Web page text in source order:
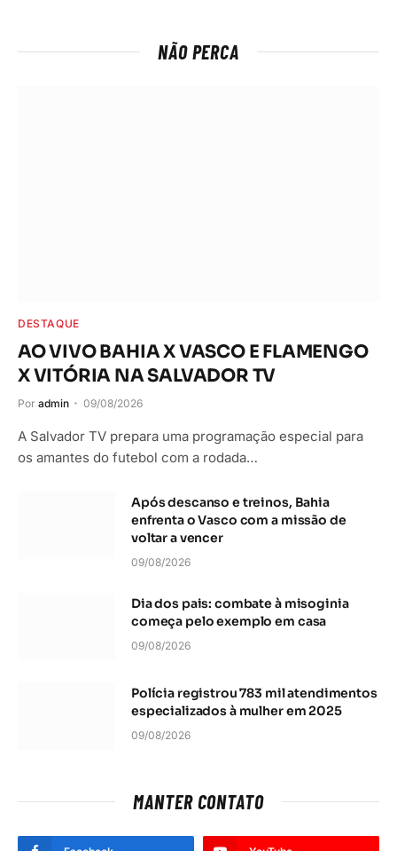
NÃO PERCA
DESTAQUE
AO VIVO BAHIA X VASCO E FLAMENGO
X VITÓRIA NA SALVADOR TV
Por admin 09/08/2026
A Salvador TV prepara uma programação especial para
os amantes do futebol com a rodada…
Após descanso e treinos, Bahia
enfrenta o Vasco com a missão de
voltar a vencer
09/08/2026
Dia dos pais: combate à misoginia
começa pelo exemplo em casa
09/08/2026
Polícia registrou 783 mil atendimentos
especializados à mulher em 2025
09/08/2026
MANTER CONTATO